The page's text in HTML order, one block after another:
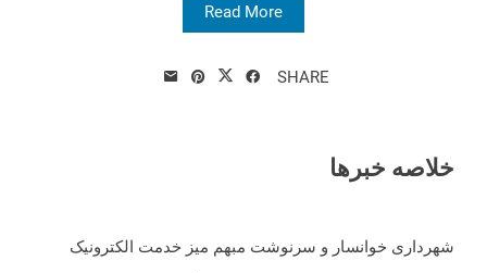
Read More
SHARE
خلاصه خبرها
شهرداری خوانسار و سرنوشت مبهم میز خدمت الکترونیک